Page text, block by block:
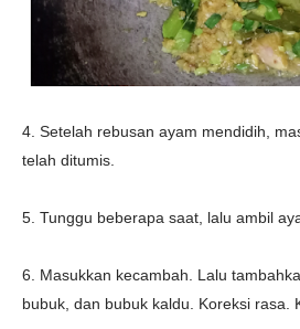
4. Setelah rebusan ayam mendidih,
telah ditumis.
5. Tunggu beberapa saat, lalu ambil
6. Masukkan kecambah. Lalu
bubuk, dan bubuk kaldu. Koreksi rasa.